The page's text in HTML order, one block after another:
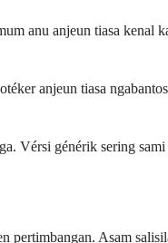
anu anjeun tiasa
anjeun tiasa
Vérsi générik sering
pertimbangan. Asam